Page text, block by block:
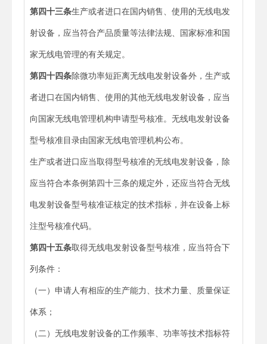
第四十三条生产或者进口在国内销售、使用的无线电发
射设备，应当符合产品质量等法律法规、国家标准和国
家无线电管理的有关规定。
第四十四条除微功率短距离无线电发射设备外，生产或
者进口在国内销售、使用的其他无线电发射设备，应当
向国家无线电管理机构申请型号核准。无线电发射设备
型号核准目录由国家无线电管理机构公布。
生产或者进口应当取得型号核准的无线电发射设备，除
应当符合本条例第四十三条的规定外，还应当符合无线
电发射设备型号核准证核定的技术指标，并在设备上标
注型号核准代码。
第四十五条取得无线电发射设备型号核准，应当符合下
列条件：
（一）申请人有相应的生产能力、技术力量、质量保证
体系；
（二）无线电发射设备的工作频率、功率等技术指标符